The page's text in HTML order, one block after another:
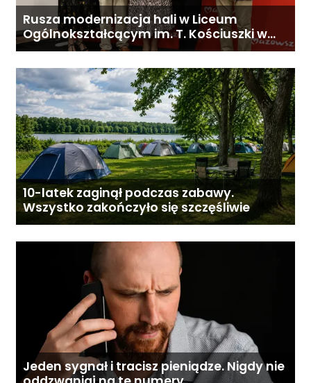
Rusza modernizacja hali w Liceum
Ogólnokształcącym im. T. Kościuszki w
Gostyninie
10-latek zaginął podczas zabawy.
Wszystko zakończyło się szczęśliwie
Jeden sygnał i tracisz pieniądze. Nigdy nie